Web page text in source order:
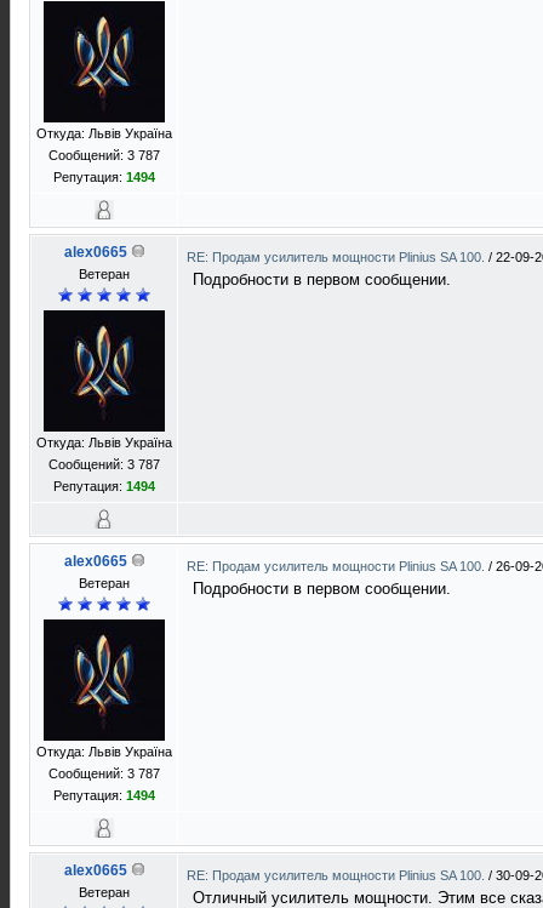
Откуда: Львів Україна
Сообщений: 3 787
Репутация: 1494
alex0665
Ветеран
Откуда: Львів Україна
Сообщений: 3 787
Репутация: 1494
RE: Продам усилитель мощности Plinius SA 100. / 22-09-
Подробности в первом сообщении.
alex0665
Ветеран
Откуда: Львів Україна
Сообщений: 3 787
Репутация: 1494
RE: Продам усилитель мощности Plinius SA 100. / 26-09-
Подробности в первом сообщении.
alex0665
Ветеран
RE: Продам усилитель мощности Plinius SA 100. / 30-09-
Отличный усилитель мощности. Этим все